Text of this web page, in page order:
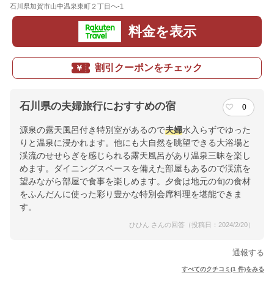
石川県加賀市山中温泉東町２丁目ヘ-1
料金を表示
割引クーポンをチェック
石川県の夫婦旅行におすすめの宿 0
源泉の露天風呂付き特別室があるので夫婦水入らずでゆった
りと温泉に浸かれます。他にも大自然を眺望できる大浴場と
渓流のせせらぎを感じられる露天風呂があり温泉三昧を楽し
めます。ダイニングスペースを備えた部屋もあるので渓流を
望みながら部屋で食事を楽しめます。夕食は地元の旬の食材
をふんだんに使った彩り豊かな特別会席料理を堪能できま
す。
ひひん さんの回答（投稿日：2024/2/20）
通報する
すべてのクチコミ(1 件)をみる